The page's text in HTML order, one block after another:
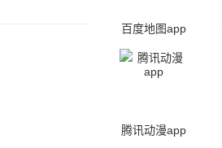
百度地图app
腾讯动漫app